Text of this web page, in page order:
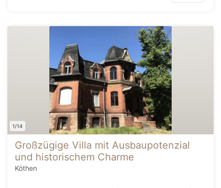
1/14
Großzügige Villa mit Ausbaupotenzial
und historischem Charme
Köthen